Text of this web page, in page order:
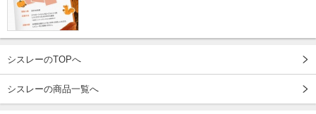
シスレーのTOPへ
シスレーの商品一覧へ